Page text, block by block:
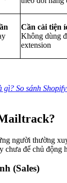
Cần cài tiện
Không dùng
extension
gì? So sánh
người thường
chưa để chủ động
(Sales)